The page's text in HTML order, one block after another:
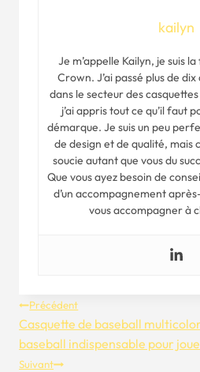
kailyn
Je m’appelle Kailyn, je suis
Crown. J’ai passé plus de
dans le secteur des
j’ai appris tout ce qu’il faut
démarque. Je suis un peu
de design et de qualité, mais
soucie autant que vous du
Que vous ayez besoin de
d’un accompagnement
vous accompagner à
Navigation
De
Précédent
Casquette de baseball
baseball indispensable pour
Suivant